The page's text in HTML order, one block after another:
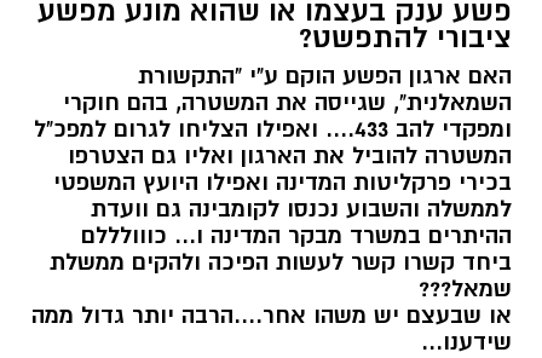
פשע ענק בעצמו או שהוא מונע מפשע
ציבורי להתפשט?
האם ארגון הפשע הוקם ע"י "התקשורת
השמאלנית", שגייסה את המשטרה, בהם חוקרי
ומפקדי להב 433.... ואפילו הצליחו לגרום למפכ"ל
המשטרה להוביל את הארגון ואליו גם הצטרפו
בכירי פרקליטות המדינה ואפילו היועץ המשפטי
לממשלה והשבוע נכנסו לקומבינה גם וועדת
ההיתרים במשרד מבקר המדינה ו... כווולללם
ביחד קשרו קשר לעשות הפיכה ולהקים ממשלת
שמאל???
או שבעצם יש משהו אחר....הרבה יותר גדול ממה
שידענו...